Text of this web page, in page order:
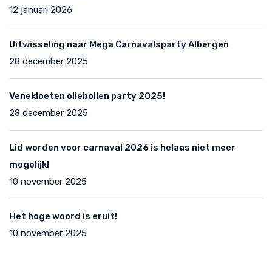
12 januari 2026
Uitwisseling naar Mega Carnavalsparty Albergen
28 december 2025
Venekloeten oliebollen party 2025!
28 december 2025
Lid worden voor carnaval 2026 is helaas niet meer
mogelijk!
10 november 2025
Het hoge woord is eruit!
10 november 2025